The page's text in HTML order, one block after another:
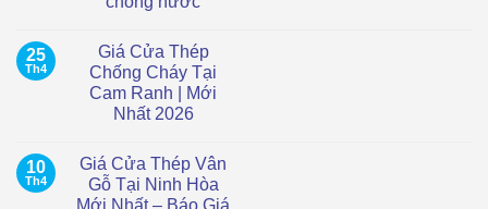
bình
luận
ở
Giá
cửa
vòm
TP.HCM
–
25
Th4
Giá Cửa Thép
Chống Cháy Tại
Cam Ranh | Mới
Nhất 2026
bình
luận
ở
Giá
10
Th4
Giá Cửa Thép Vân
Gỗ Tại Ninh Hòa